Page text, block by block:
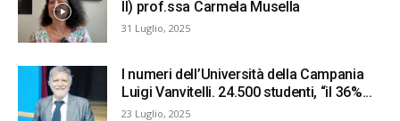
II) prof.ssa Carmela Musella
31 Luglio, 2025
I numeri dell’Università della Campania
Luigi Vanvitelli. 24.500 studenti, “il 36%...
23 Luglio, 2025